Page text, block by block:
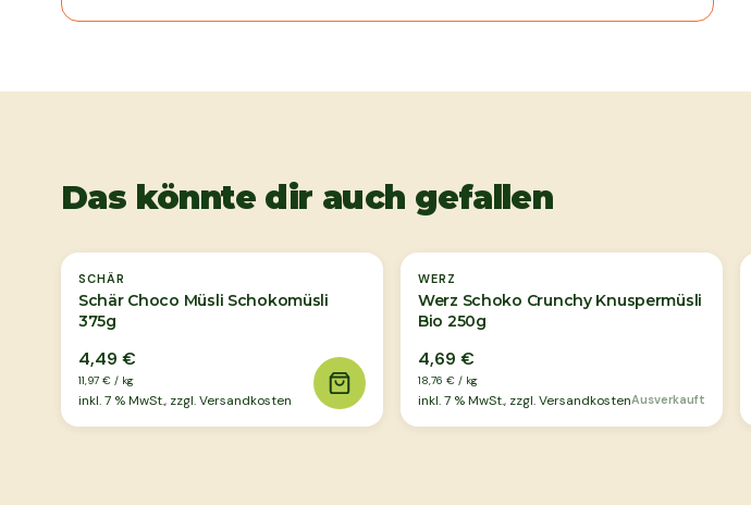
Das könnte dir auch gefallen
SCHÄR
Schär Choco Müsli Schokomüsli
375g
4,49 €
11,97 € / kg
inkl.7 % MwSt., zzgl. Versandkosten
WERZ
Werz Schoko Crunchy Knuspermüsli
Bio 250g
4,69 €
18,76 € / kg
inkl.7 % MwSt., zzgl. VersandkostenAusverkauft